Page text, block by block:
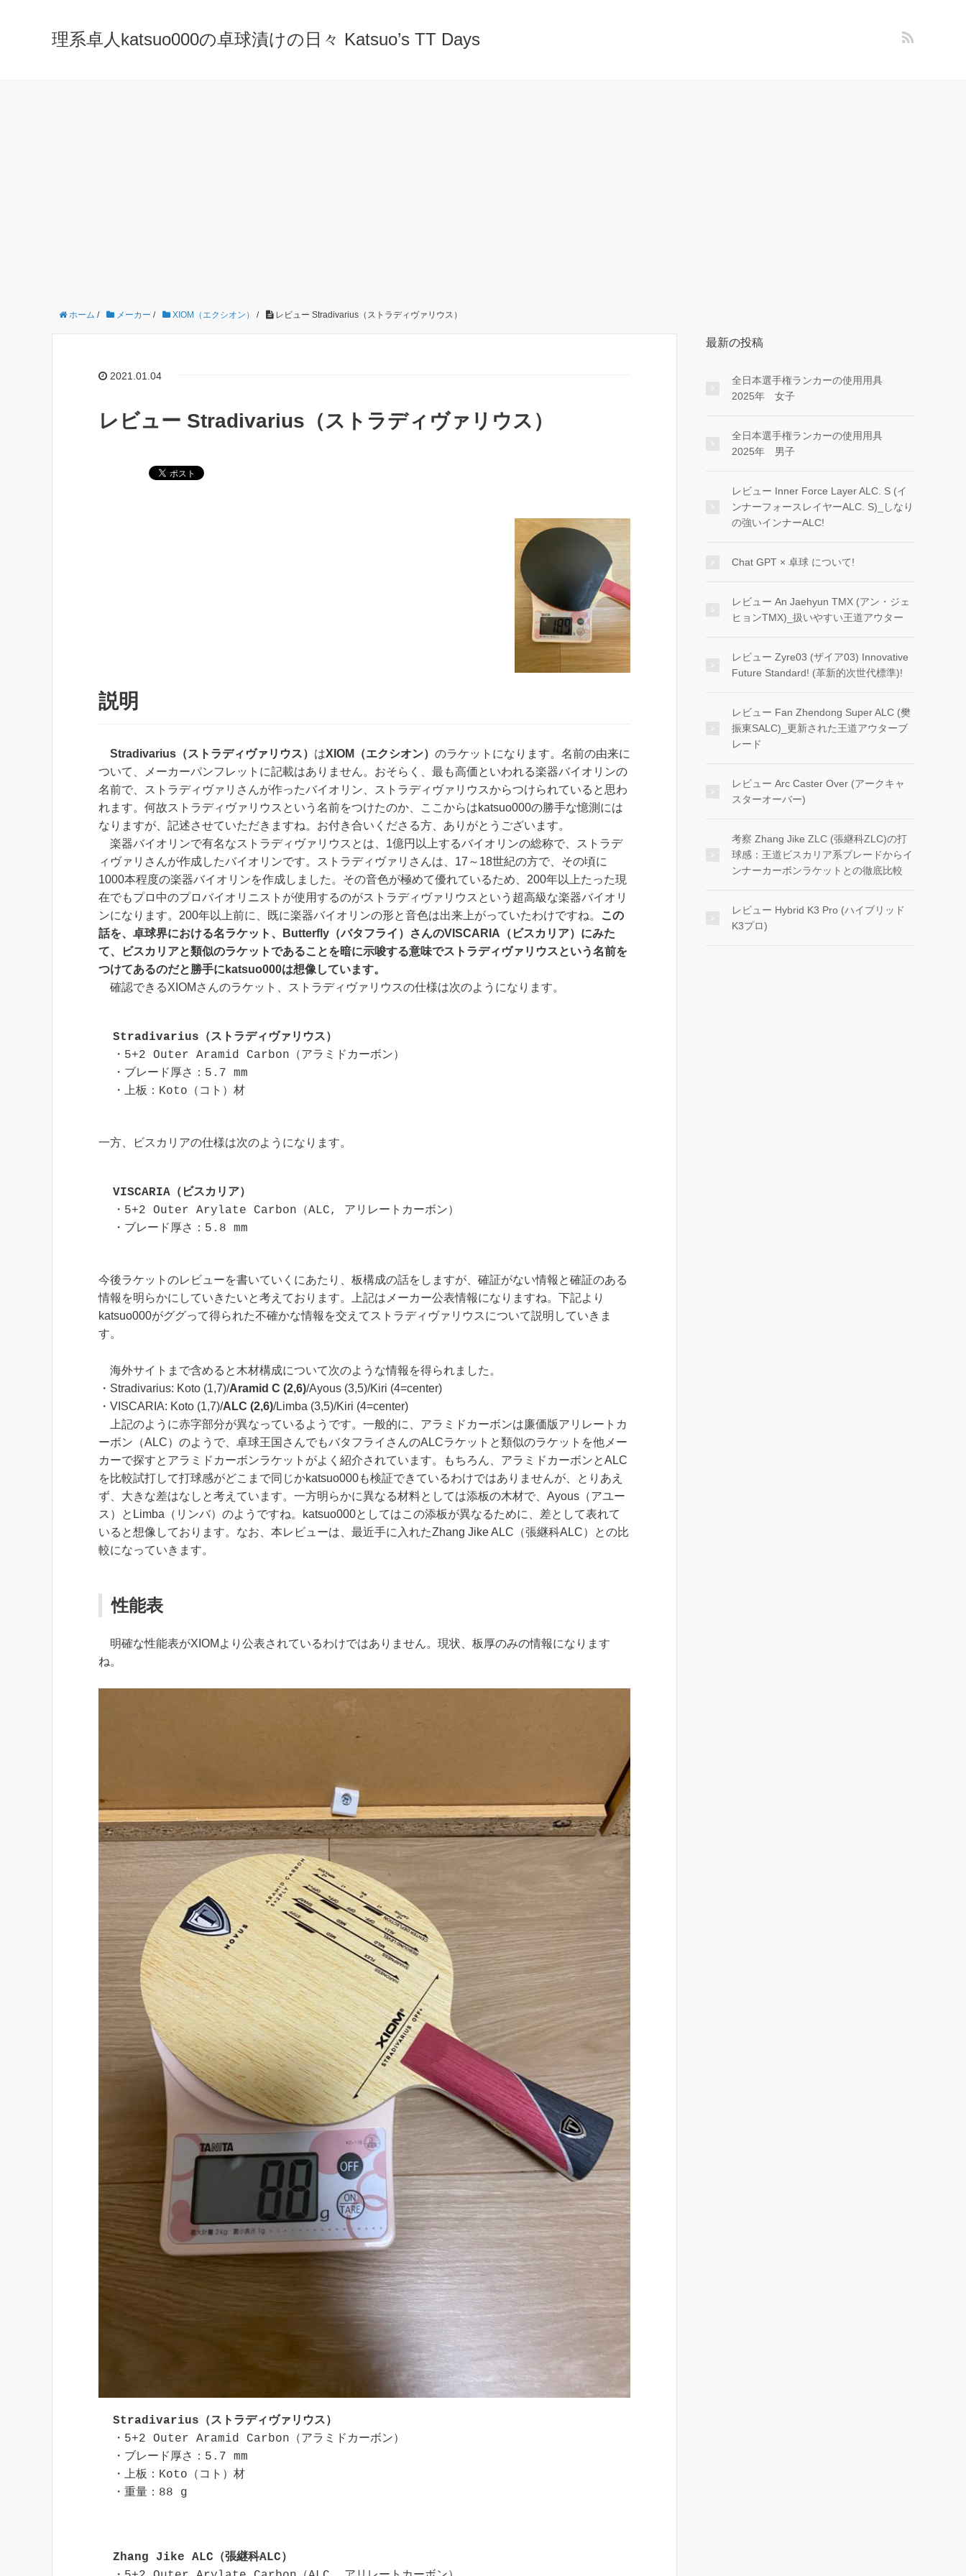
理系卓人katsuo000の卓球漬けの日々 Katsuo’s TT Days
ホーム / メーカー / XIOM（エクシオン） / レビュー Stradivarius（ストラディヴァリウス）
2021.01.04
レビュー Stradivarius（ストラディヴァリウス）
説明
Stradivarius（ストラディヴァリウス） はXIOM（エクシオン） のラケットになります。名前の由来に
ついて、メーカーパンフレットに記載はありません。おそらく、最も高価といわれる楽器バイオリンの
名前で、ストラディヴァリさんが作ったバイオリン、ストラディヴァリウスからつけられていると思わ
れます。何故ストラディヴァリウスという名前をつけたのか、ここからはkatsuo000の勝手な憶測には
なりますが、記述させていただきますね。お付き合いくださる方、ありがとうございます。
楽器バイオリンで有名なストラディヴァリウスとは、1億円以上するバイオリンの総称で、ストラデ
ィヴァリさんが作成したバイオリンです。ストラディヴァリさんは、17～18世紀の方で、その頃に
1000本程度の楽器バイオリンを作成しました。その音色が極めて優れているため、200年以上たった現
在でもプロ中のプロバイオリニストが使用するのがストラディヴァリウスという超高級な楽器バイオリ
ンになります。200年以上前に、既に楽器バイオリンの形と音色は出来上がっていたわけですね。
この
話を、卓球界における名ラケット、Butterfly（バタフライ）さんのVISCARIA（ビスカリア）にみた
て、ビスカリアと類似のラケットであることを暗に示唆する意味でストラディヴァリウスという名前を
つけてあるのだと勝手にkatsuo000は想像しています。
確認できるXIOMさんのラケット、ストラディヴァリウスの仕様は次のようになります。
Stradivarius（ストラディヴァリウス）
・5+2 Outer Aramid Carbon（アラミドカーボン）
・ブレード厚さ：5.7 mm
・上板：Koto（コト）材
一方、ビスカリアの仕様は次のようになります。
VISCARIA（ビスカリア）
・5+2 Outer Arylate Carbon（ALC, アリレートカーボン）
・ブレード厚さ：5.8 mm
今後ラケットのレビューを書いていくにあたり、板構成の話をしますが、確証がない情報と確証のある
情報を明らかにしていきたいと考えております。上記はメーカー公表情報になりますね。下記より
katsuo000がググって得られた不確かな情報を交えてストラディヴァリウスについて説明していきま
す。
海外サイトまで含めると木材構成について次のような情報を得られました。
・Stradivarius: Koto (1,7)/Aramid C (2,6)/Ayous (3,5)/Kiri (4=center)
・VISCARIA: Koto (1,7)/ALC (2,6)/Limba (3,5)/Kiri (4=center)
上記のように赤字部分が異なっているようです。一般的に、アラミドカーボンは廉価版アリレートカ
ーボン（ALC）のようで、卓球王国さんでもバタフライさんのALCラケットと類似のラケットを他メー
カーで探すとアラミドカーボンラケットがよく紹介されています。もちろん、アラミドカーボンとALC
を比較試打して打球感がどこまで同じかkatsuo000も検証できているわけではありませんが、とりあえ
ず、大きな差はなしと考えています。一方明らかに異なる材料としては添板の木材で、Ayous（アユー
ス）とLimba（リンバ）のようですね。katsuo000としてはこの添板が異なるために、差として表れて
いると想像しております。なお、本レビューは、最近手に入れたZhang Jike ALC（張継科ALC）との比
較になっていきます。
性能表
明確な性能表がXIOMより公表されているわけではありません。現状、板厚のみの情報になります
ね。
Stradivarius（ストラディヴァリウス）
・5+2 Outer Aramid Carbon（アラミドカーボン）
・ブレード厚さ：5.7 mm
・上板：Koto（コト）材
・重量：88 g
Zhang Jike ALC（張継科ALC）
最新の投稿
全日本選手権ランカーの使用用具
2025年 女子
全日本選手権ランカーの使用用具
2025年 男子
レビュー Inner Force Layer ALC. S (イ
ンナーフォースレイヤーALC. S)_しなり
の強いインナーALC!
Chat GPT × 卓球 について!
レビュー An Jaehyun TMX (アン・ジェ
ヒョンTMX)_扱いやすい王道アウター
レビュー Zyre03 (ザイア03) Innovative
Future Standard! (革新的次世代標準)!
レビュー Fan Zhendong Super ALC (樊
振東SALC)_更新された王道アウターブ
レード
レビュー Arc Caster Over (アークキャ
スターオーバー)
考察 Zhang Jike ZLC (張継科ZLC)の打
球感：王道ビスカリア系ブレードからイ
ンナーカーボンラケットとの徹底比較
レビュー Hybrid K3 Pro (ハイブリッド
K3プロ)